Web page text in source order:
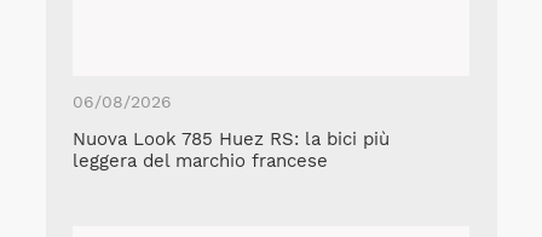
06/08/2026
Nuova Look 785 Huez RS: la bici più
leggera del marchio francese